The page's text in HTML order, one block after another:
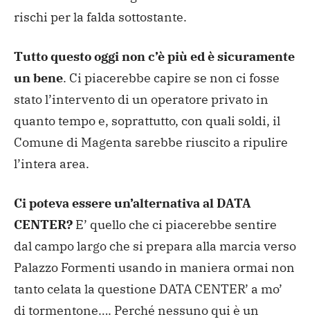
rischi per la falda sottostante.
Tutto questo oggi non c’è più ed è sicuramente
un bene. Ci piacerebbe capire se non ci fosse
stato l’intervento di un operatore privato in
quanto tempo e, soprattutto, con quali soldi, il
Comune di Magenta sarebbe riuscito a ripulire
l’intera area.
Ci poteva essere un’alternativa al DATA
CENTER? E’ quello che ci piacerebbe sentire
dal campo largo che si prepara alla marcia verso
Palazzo Formenti usando in maniera ormai non
tanto celata la questione DATA CENTER’ a mo’
di tormentone…. Perché nessuno qui è un